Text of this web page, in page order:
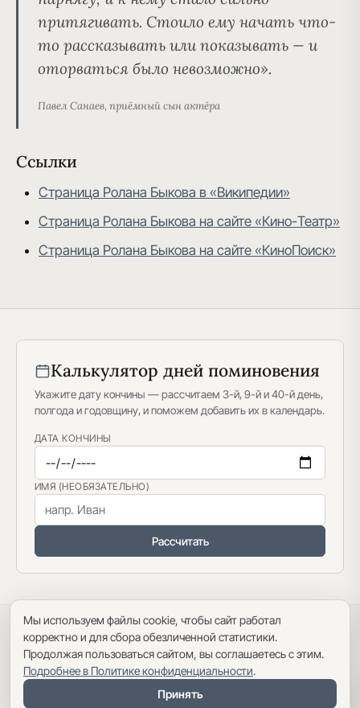
притягивать. Стоило ему начать что-
то рассказывать или показывать — и
оторваться было невозможно».
Павел Санаев, приёмный сын актёра
Ссылки
Страница Ролана Быкова в «Википедии»
Страница Ролана Быкова на сайте «Кино-Театр»
Страница Ролана Быкова на сайте «КиноПоиск»
Калькулятор дней поминовения
Укажите дату кончины — рассчитаем 3-й, 9-й и 40-й день,
полгода и годовщину, и поможем добавить их в календарь.
ДАТА КОНЧИНЫ
ИМЯ (НЕОБЯЗАТЕЛЬНО)
Рассчитать
Политика конфиденциальности Пользовательское соглашение
Карта сайта
Мы используем файлы cookie, чтобы сайт работал
корректно и для сбора обезличенной статистики.
Продолжая пользоваться сайтом, вы соглашаетесь с этим.
Подробнее в Политике конфиденциальности.
Принять